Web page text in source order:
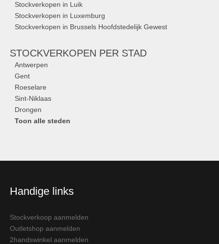
Stockverkopen in Luik
Stockverkopen in Luxemburg
Stockverkopen in Brussels Hoofdstedelijk Gewest
STOCKVERKOPEN PER STAD
Antwerpen
Gent
Roeselare
Sint-Niklaas
Drongen
Toon alle steden
Handige links
Stockverkoop aanmelden
Outletshop aanmelden
2handswinkel aanmelden